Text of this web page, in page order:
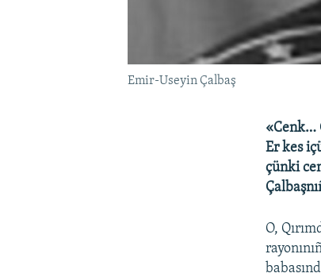
Emir-Useyin Çalbaş
«Cenk…
Er kes
çünki
O,